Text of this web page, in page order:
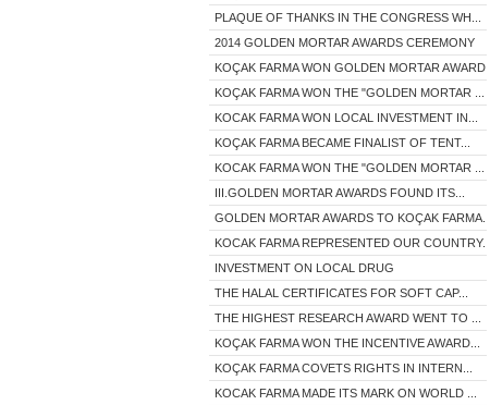
PLAQUE OF THANKS IN THE CONGRESS WH...
2014 GOLDEN MORTAR AWARDS CEREMONY
KOÇAK FARMA WON GOLDEN MORTAR AWARD...
KOÇAK FARMA WON THE "GOLDEN MORTAR ...
KOCAK FARMA WON LOCAL INVESTMENT IN...
KOÇAK FARMA BECAME FINALIST OF TENT...
KOCAK FARMA WON THE "GOLDEN MORTAR ...
III.GOLDEN MORTAR AWARDS FOUND ITS...
GOLDEN MORTAR AWARDS TO KOÇAK FARMA...
KOCAK FARMA REPRESENTED OUR COUNTRY...
INVESTMENT ON LOCAL DRUG
THE HALAL CERTIFICATES FOR SOFT CAP...
THE HIGHEST RESEARCH AWARD WENT TO ...
KOÇAK FARMA WON THE INCENTIVE AWARD...
KOÇAK FARMA COVETS RIGHTS IN INTERN...
KOCAK FARMA MADE ITS MARK ON WORLD ...